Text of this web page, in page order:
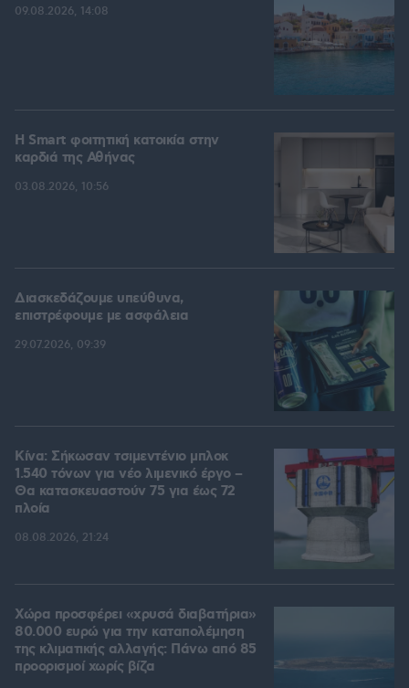
09.08.2026, 14:08
Η Smart φοιτητική κατοικία στην
καρδιά της Αθήνας
03.08.2026, 10:56
Διασκεδάζουμε υπεύθυνα,
επιστρέφουμε με ασφάλεια
29.07.2026, 09:39
Κίνα: Σήκωσαν τσιμεντένιο μπλοκ
1.540 τόνων για νέο λιμενικό έργο –
Θα κατασκευαστούν 75 για έως 72
πλοία
08.08.2026, 21:24
Χώρα προσφέρει «χρυσά διαβατήρια»
80.000 ευρώ για την καταπολέμηση
της κλιματικής αλλαγής: Πάνω από 85
προορισμοί χωρίς βίζα